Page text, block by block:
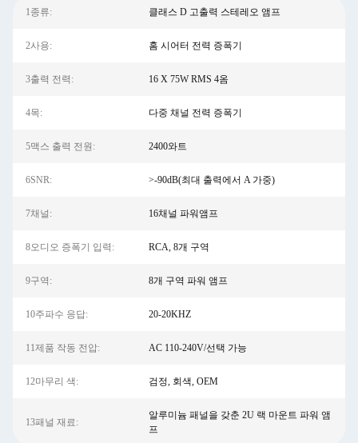
1종류: 클래스 D 고출력 스테레오 앰프
2사용: 홈 시어터 전력 증폭기
3출력 전력: 16 X 75W RMS 4옴
4목: 다중 채널 전력 증폭기
5맥스 출력 전원: 2400와트
6SNR: >-90dB(최대 출력에서 ​​A 가중)
7채널: 16채널 파워앰프
8오디오 증폭기 입력: RCA, 8개 구역
9구역: 8개 구역 파워 앰프
10주파수 응답: 20-20KHZ
11제품 작동 전압: AC 110-240V/선택 가능
12마무리 색: 검정, 회색, OEM
13패널 재료:
알루미늄 패널을 갖춘 2U 랙 마운트 파워 앰
프